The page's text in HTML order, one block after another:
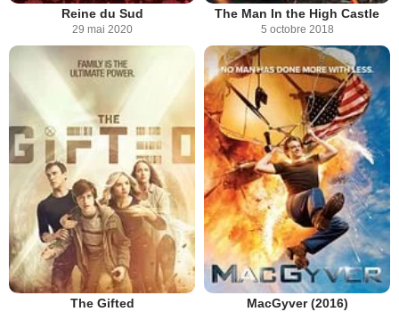
Reine du Sud
29 mai 2020
The Man In the High Castle
5 octobre 2018
The Gifted MacGyver (2016)